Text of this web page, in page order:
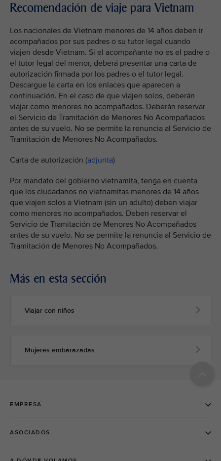
Recomendación de viaje para Vietnam
Los nacionales de Vietnam menores de 14 años deben ir
acompañados por sus padres o su tutor legal cuando
viajen desde Vietnam. Si el acompañante no es el padre o
el tutor legal del menor, deberá presentar una carta de
autorización firmada por los padres o el tutor legal.
Descargue la carta en los enlaces que aparecen a
continuación. En el caso de que viajen solos, deberán
viajar como menores no acompañados. Deberán reservar
el Servicio de Tramitación de Menores No Acompañados
antes de su vuelo. No se permite la renuncia al Servicio de
Tramitación de Menores No Acompañados.
Carta de autorización (adjunta)
Por mandato del gobierno vietnamita, tenga en cuenta
que los ciudadanos no vietnamitas menores de 14 años
que viajen solos a Vietnam (sin un adulto) deben viajar
como menores no acompañados. Deben reservar el
Servicio de Tramitación de Menores No Acompañados
antes de su vuelo. No se permite la renuncia al Servicio de
Tramitación de Menores No Acompañados.
Más en esta sección
Viajar con niños
Mujeres embarazadas